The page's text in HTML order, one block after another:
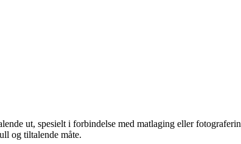
ut, spesielt i forbindelse med matlaging eller
og tiltalende måte.